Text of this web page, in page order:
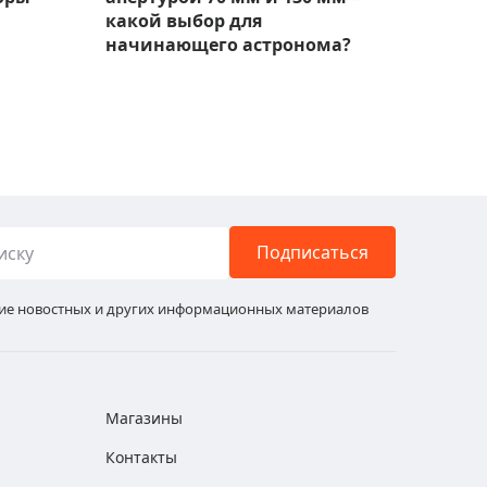
какой выбор для
начинающего астронома?
Подписаться
новостных и других информационных материалов
Магазины
Контакты